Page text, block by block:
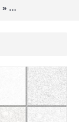
» Seine Tabarly-R 2